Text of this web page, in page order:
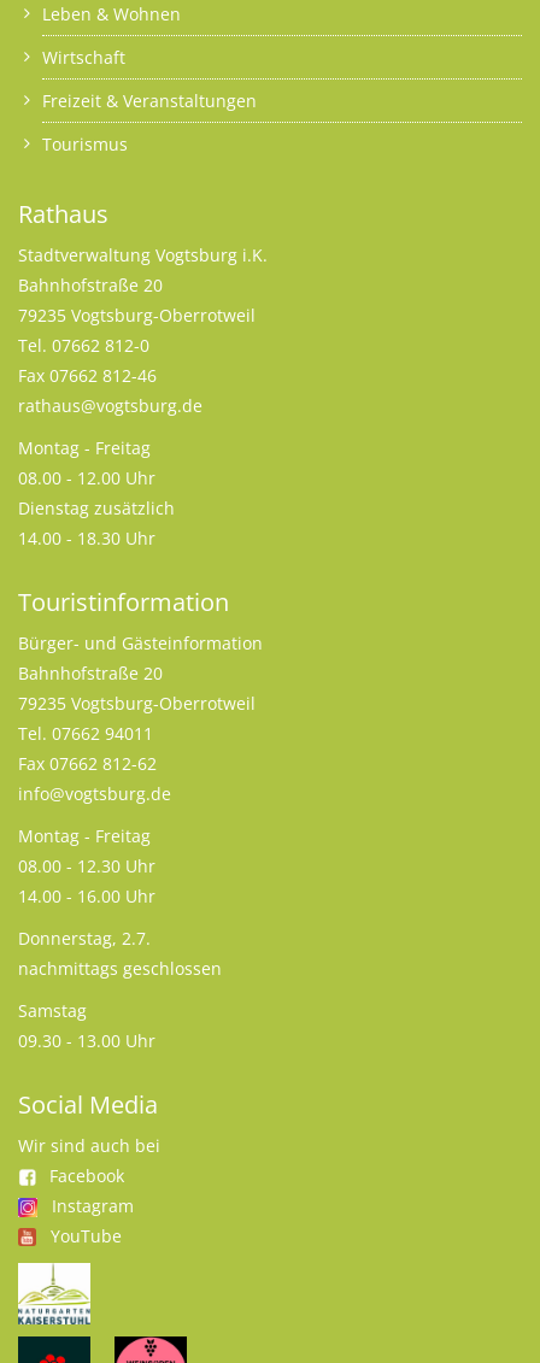
Leben & Wohnen
Wirtschaft
Freizeit & Veranstaltungen
Tourismus
Rathaus
Stadtverwaltung Vogtsburg i.K.
Bahnhofstraße 20
79235 Vogtsburg-Oberrotweil
Tel. 07662 812-0
Fax 07662 812-46
rathaus@vogtsburg.de
Montag - Freitag
08.00 - 12.00 Uhr
Dienstag zusätzlich
14.00 - 18.30 Uhr
Touristinformation
Bürger- und Gästeinformation
Bahnhofstraße 20
79235 Vogtsburg-Oberrotweil
Tel. 07662 94011
Fax 07662 812-62
info@vogtsburg.de
Montag - Freitag
08.00 - 12.30 Uhr
14.00 - 16.00 Uhr
Donnerstag, 2.7.
nachmittags geschlossen
Samstag
09.30 - 13.00 Uhr
Social Media
Wir sind auch bei
Facebook
Instagram
YouTube